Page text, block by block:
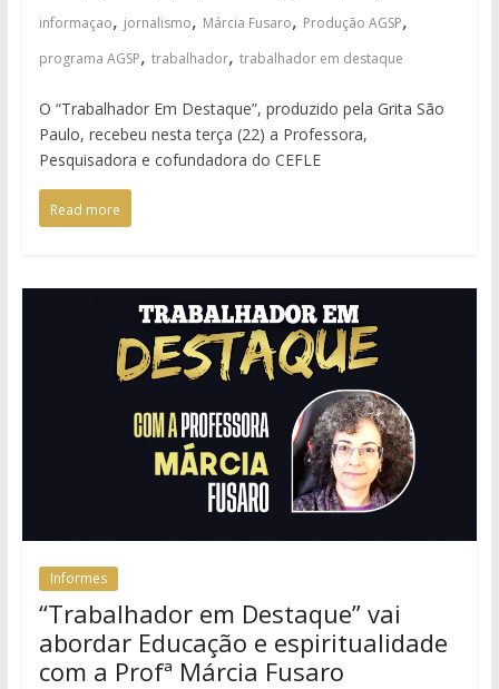
informaçao, jornalismo, Márcia Fusaro, Produção AGSP,
programa AGSP, trabalhador, trabalhador em destaque
O “Trabalhador Em Destaque”, produzido pela Grita São
Paulo, recebeu nesta terça (22) a Professora,
Pesquisadora e cofundadora do CEFLE
Read more
Informes
“Trabalhador em Destaque” vai
abordar Educação e espiritualidade
com a Profª Márcia Fusaro